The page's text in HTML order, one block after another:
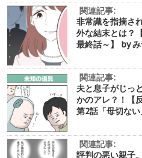
関連記事:
非常識を指摘さ
外な結末とは？
最終話～】 by
関連記事:
夫と息子がじっ
かのアレ？！【
第2話「母切な
関連記事:
評判の悪い親子